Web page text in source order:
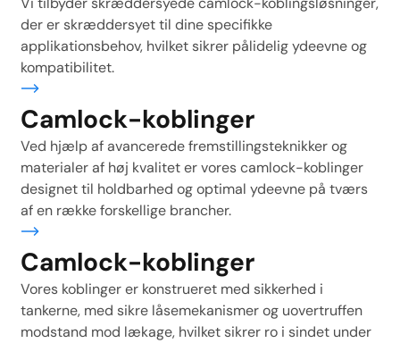
der er skræddersyet til dine specifikke
applikationsbehov, hvilket sikrer pålidelig ydeevne og
kompatibilitet.
Camlock-koblinger
Ved hjælp af avancerede fremstillingsteknikker og
materialer af høj kvalitet er vores camlock-koblinger
designet til holdbarhed og optimal ydeevne på tværs
af en række forskellige brancher.
Camlock-koblinger
Vores koblinger er konstrueret med sikkerhed i
tankerne, med sikre låsemekanismer og uovertruffen
modstand mod lækage, hvilket sikrer ro i sindet under